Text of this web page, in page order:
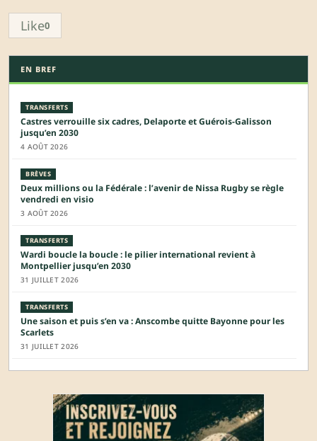
Like0
EN BREF
TRANSFERTS
Castres verrouille six cadres, Delaporte et Guérois-Galisson
jusqu’en 2030
4 AOÛT 2026
BRÈVES
Deux millions ou la Fédérale : l’avenir de Nissa Rugby se règle
vendredi en visio
3 AOÛT 2026
TRANSFERTS
Wardi boucle la boucle : le pilier international revient à
Montpellier jusqu’en 2030
31 JUILLET 2026
TRANSFERTS
Une saison et puis s’en va : Anscombe quitte Bayonne pour les
Scarlets
31 JUILLET 2026